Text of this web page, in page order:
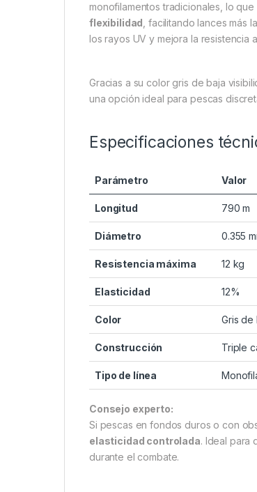
monofilamentos tradicionales, lo
flexibilidad , facilitando lances más
los rayos UV y mejora la resistencia
Gracias a su color gris de baja
una opción ideal para pescas
Especificaciones
Parámetro Valor
Longitud 790 m
Diámetro 0.355
Resistencia máxima 12 kg
Elasticidad 12%
Color Gris de
Construcción Triple
Tipo de línea
Consejo experto:
Si pescas en fondos duros o con
elasticidad controlada. Ideal para
durante el combate.